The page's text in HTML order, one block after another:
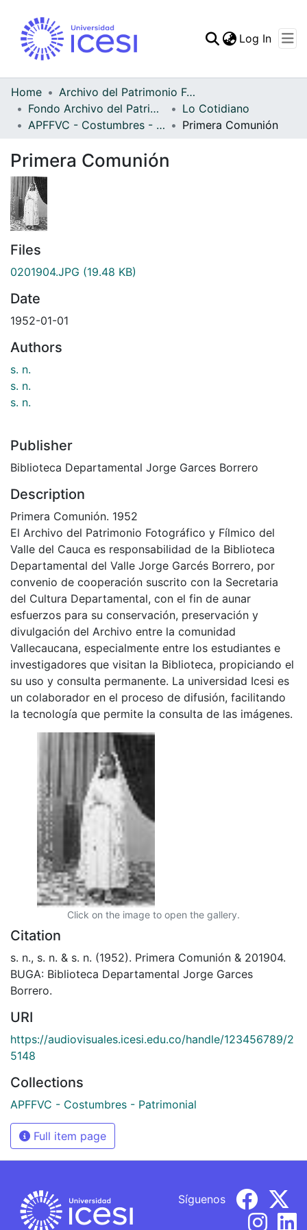
Statistics
Log In
Home
Archivo del Patrimonio Fotográfico y Fílmico del Valle del Cauca
Fondo Archivo del Patrimonio Fotográfico y Fílmico del Valle del Cauca
Lo Cotidiano
APFFVC - Costumbres - Patrimonial
Primera Comunión
Primera Comunión
Files
0201904.JPG (19.48 KB)
Date
1952-01-01
Authors
s. n.
s. n.
s. n.
Publisher
Biblioteca Departamental Jorge Garces Borrero
Description
Primera Comunión. 1952
El Archivo del Patrimonio Fotográfico y Fílmico del
Valle del Cauca es responsabilidad de la Biblioteca
Departamental del Valle Jorge Garcés Borrero, por
convenio de cooperación suscrito con la Secretaria
del Cultura Departamental, con el fin de aunar
esfuerzos para su conservación, preservación y
divulgación del Archivo entre la comunidad
Vallecaucana, especialmente entre los estudiantes e
investigadores que visitan la Biblioteca, propiciando el
su uso y consulta permanente. La universidad Icesi es
un colaborador en el proceso de difusión, facilitando
la tecnología que permite la consulta de las imágenes.
Click on the image to open the gallery.
Citation
s. n., s. n. & s. n. (1952). Primera Comunión & 201904.
BUGA: Biblioteca Departamental Jorge Garces
Borrero.
URI
https://audiovisuales.icesi.edu.co/handle/123456789/2
5148
Collections
APFFVC - Costumbres - Patrimonial
Full item page
Síguenos